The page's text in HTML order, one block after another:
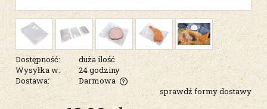
Dostępność:
duża ilość
Wysyłka w:
24 godziny
Dostawa:
Darmowa
Cena nie zawiera ewentualnych kosztów płatności
sprawdź formy dostawy